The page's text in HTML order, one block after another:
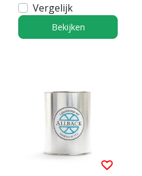
Vergelijk
Bekijken